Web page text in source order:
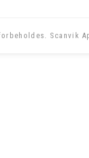
Scanvik